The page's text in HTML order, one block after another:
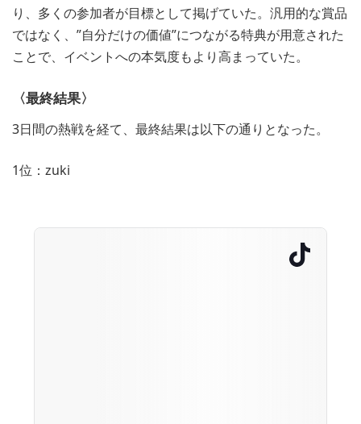
り、多くの参加者が目標として掲げていた。汎用的な賞品
ではなく、”自分だけの価値”につながる特典が用意された
ことで、イベントへの本気度もより高まっていた。
〈最終結果〉
3日間の熱戦を経て、最終結果は以下の通りとなった。
1位：zuki